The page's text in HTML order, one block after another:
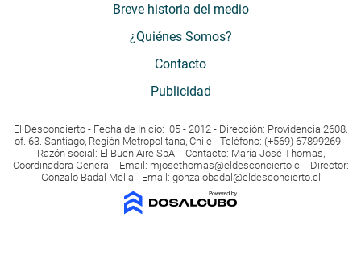
Breve historia del medio
¿Quiénes Somos?
Contacto
Publicidad
El Desconcierto - Fecha de Inicio: 05 - 2012 - Dirección: Providencia 2608,
of. 63. Santiago, Región Metropolitana, Chile - Teléfono: (+569) 67899269 -
Razón social: El Buen Aire SpA. - Contacto: María José Thomas,
Coordinadora General - Email: mjosethomas@eldesconcierto.cl - Director:
Gonzalo Badal Mella - Email: gonzalobadal@eldesconcierto.cl